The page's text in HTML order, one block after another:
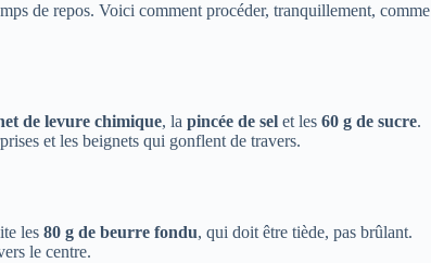
de repos. Voici comment procéder, tranquillement, comme
de levure chimique, la pincée de sel et les 60 g de sucre.
et les beignets qui gonflent de travers.
les 80 g de beurre fondu, qui doit être tiède, pas brûlant.
le centre.